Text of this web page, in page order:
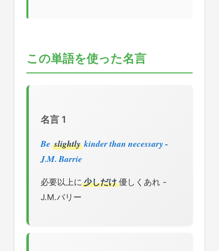
この単語を使った名言
名言 1
Be slightly kinder than necessary -
J.M. Barrie
必要以上に 少しだけ優しくあれ -
J.M.バリー